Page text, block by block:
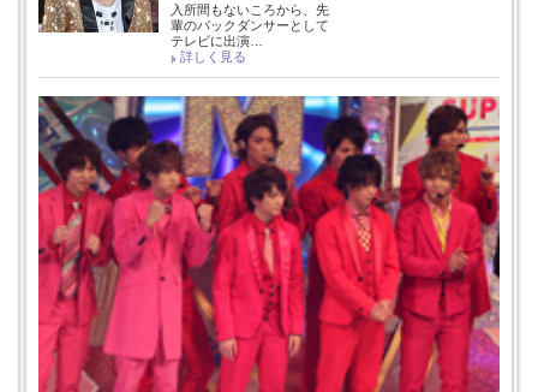
入所間もないころから、先
輩のバックダンサーとして
テレビに出演…
詳しく見る